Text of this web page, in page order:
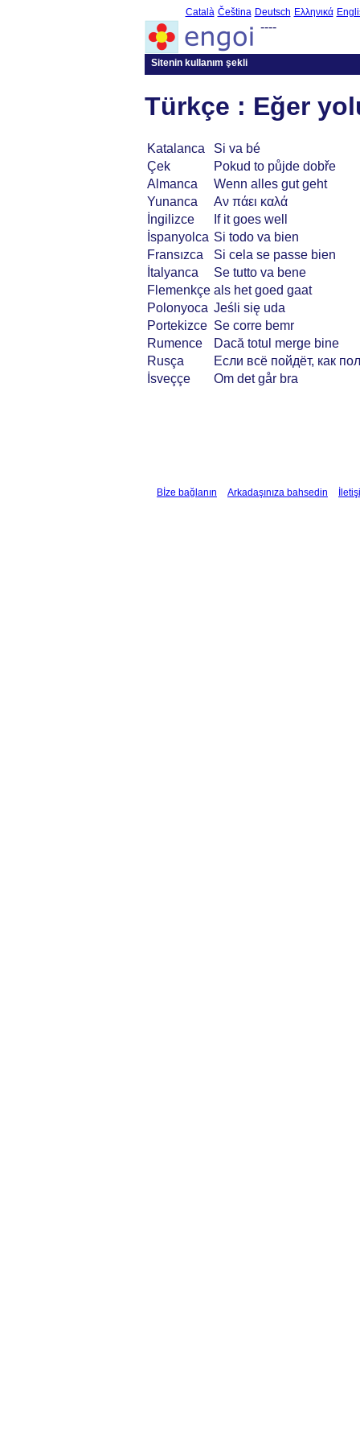
Català Čeština Deutsch Ελληνικά
----
Sitenin kullanım şekli
Türkçe : Eğer
Katalanca
Si va bé
Çek
Pokud to půjde dobře
Almanca
Wenn alles gut geht
Yunanca
Αν πάει καλά
İngilizce
If it goes well
İspanyolca Si todo va bien
Fransızca
Si cela se passe bien
İtalyanca
Se tutto va bene
Flemenkçe als het goed gaat
Polonyoca Jeśli się uda
Portekizce Se corre bemr
Rumence
Dacă totul merge bine
Rusça
Если всё пойдёт, как
İsveççe
Om det går bra
Bİze bağlanın Arkadaşınıza bahsedin